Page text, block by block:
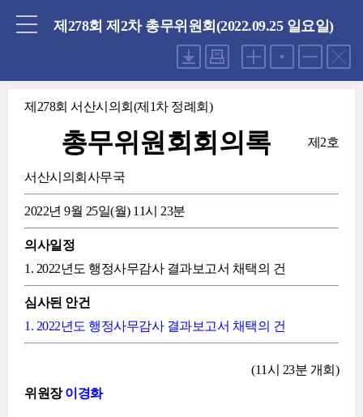
제278회 제2차 총무위원회(2022.09.25 일요일)
제278회 서산시의회(제1차 정례회)
총무위원회회의록 제2호
서산시의회사무국
2022년 9월 25일(월) 11시 23분
의사일정
1. 2022년도 행정사무감사 결과보고서 채택의 건
심사된 안건
1. 2022년도 행정사무감사 결과보고서 채택의 건
(11시 23분 개회)
위원장이경화